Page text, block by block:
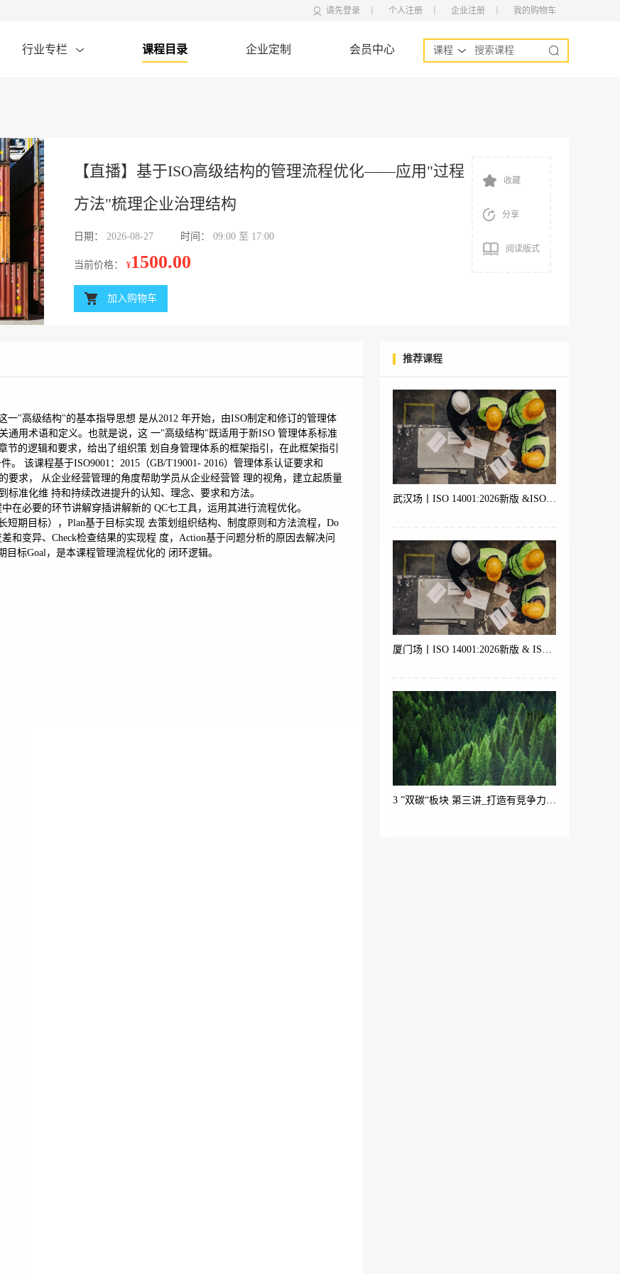
请先登录 个人注册 企业注册 我的购物车
行业专栏 课程目录 企业定制 会员中心 课程
【直播】基于ISO高级结构的管理流程优化——应用"过程
方法"梳理企业治理结构
日期： 2026-08-27 时间： 09:00 至 17:00
当前价格： ¥1500.00
加入购物车
收藏
分享
阅读版式
一"高级结构"的基本指导思想 是从2012 年开始，由ISO制定和修订的管理体
通用术语和定义。也就是说，这 一"高级结构"既适用于新ISO 管理体系标准
的逻辑和要求，给出了组织策 划自身管理体系的框架指引，在此框架指引
。 该课程基于ISO9001：2015（GB/T19001- 2016）管理体系认证要求和
要求， 从企业经营管理的角度帮助学员从企业经营管 理的视角，建立起质量
准化维 持和持续改进提升的认知、理念、要求和方法。
在必要的环节讲解穿插讲解新的 QC七工具，运用其进行流程优化。
短期目标），Plan基于目标实现 去策划组织结构、制度原则和方法流程，Do
和变异、Check检查结果的实现程 度，Action基于问题分析的原因去解决问
标Goal，是本课程管理流程优化的 闭环逻辑。
推荐课程
武汉场丨ISO 14001:2026新版 &ISO 9001 &ISO 45001体系内审员培训
厦门场丨ISO 14001:2026新版 & ISO 9001 体系内审员培训
3 ”双碳“板块 第三讲_打造有竞争力的绿色产品（产品碳足迹ISO 14067与生命周期理论）